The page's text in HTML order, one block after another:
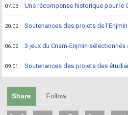
07.03 Une récompense historique pour le
20.02 Soutenances des projets de
06.02 3 jeux du Cnam-Enjmin sélectionnés
09.01 Soutenances des projets des
Share Follow